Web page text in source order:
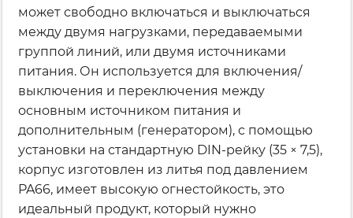
может свободно включаться и выключаться
между двумя нагрузками, передаваемыми
группой линий, или двумя источниками
питания. Он используется для включения/
выключения и переключения между
основным источником питания и
дополнительным (генератором), с помощью
установки на стандартную DIN-рейку (35 × 7,5),
корпус изготовлен из литья под давлением
PA66, имеет высокую огнестойкость, это
идеальный продукт, который нужно